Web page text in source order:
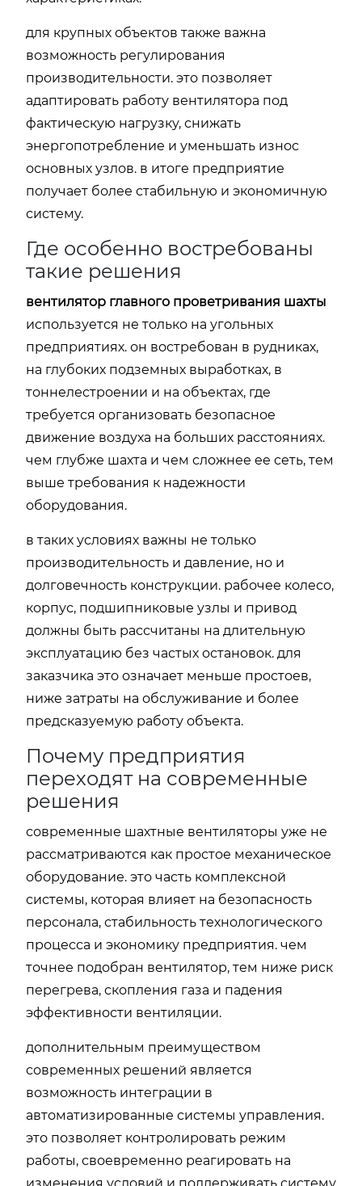
для крупных объектов также важна
возможность регулирования
производительности. это позволяет
адаптировать работу вентилятора под
фактическую нагрузку, снижать
энергопотребление и уменьшать износ
основных узлов. в итоге предприятие
получает более стабильную и экономичную
систему.
Где особенно востребованы
такие решения
вентилятор главного проветривания шахты
используется не только на угольных
предприятиях. он востребован в рудниках,
на глубоких подземных выработках, в
тоннелестроении и на объектах, где
требуется организовать безопасное
движение воздуха на больших расстояниях.
чем глубже шахта и чем сложнее ее сеть, тем
выше требования к надежности
оборудования.
в таких условиях важны не только
производительность и давление, но и
долговечность конструкции. рабочее колесо,
корпус, подшипниковые узлы и привод
должны быть рассчитаны на длительную
эксплуатацию без частых остановок. для
заказчика это означает меньше простоев,
ниже затраты на обслуживание и более
предсказуемую работу объекта.
Почему предприятия
переходят на современные
решения
современные шахтные вентиляторы уже не
рассматриваются как простое механическое
оборудование. это часть комплексной
системы, которая влияет на безопасность
персонала, стабильность технологического
процесса и экономику предприятия. чем
точнее подобран вентилятор, тем ниже риск
перегрева, скопления газа и падения
эффективности вентиляции.
дополнительным преимуществом
современных решений является
возможность интеграции в
автоматизированные системы управления.
это позволяет контролировать режим
работы, своевременно реагировать на